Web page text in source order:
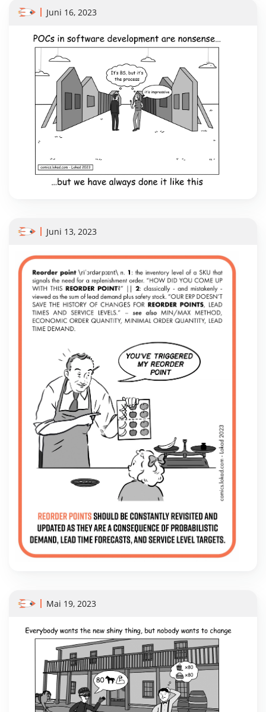
Juni 16, 2023
Juni 13, 2023
Mai 19, 2023